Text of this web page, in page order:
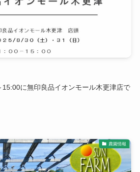
15:00に無印良品イオンモール木更津店で
農園情報